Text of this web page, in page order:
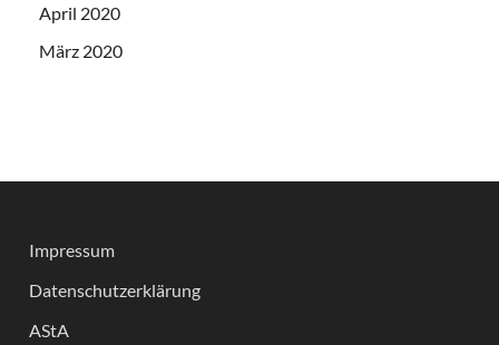
April 2020
März 2020
Impressum
Datenschutzerklärung
AStA